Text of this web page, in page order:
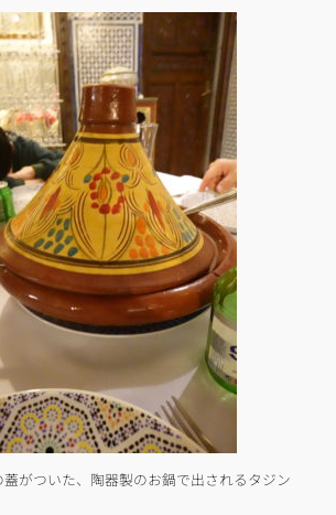
がついた、陶器製のお鍋で出されるタジン